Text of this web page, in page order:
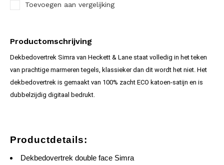
Toevoegen aan vergelijking
Productomschrijving
Dekbedovertrek Simra van Heckett & Lane staat volledig in het teken
van prachtige marmeren tegels, klassieker dan dit wordt het niet. Het
dekbedovertrek is gemaakt van 100% zacht ECO katoen-satijn en is
dubbelzijdig digitaal bedrukt.
Productdetails:
Dekbedovertrek double face Simra